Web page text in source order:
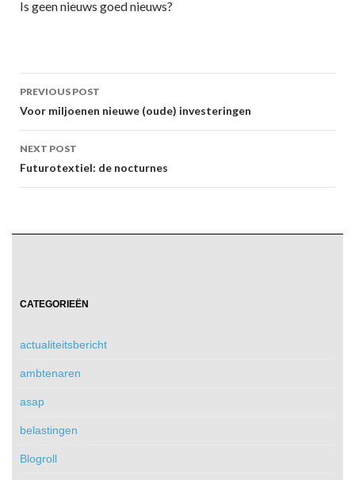
Is geen nieuws goed nieuws?
Post
navigation
PREVIOUS POST
Voor miljoenen nieuwe (oude) investeringen
NEXT POST
Futurotextiel: de nocturnes
CATEGORIEËN
actualiteitsbericht
ambtenaren
asap
belastingen
Blogroll